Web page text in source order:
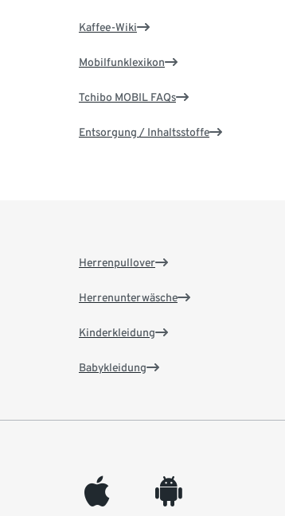
Kaffee-Wiki
Mobilfunklexikon
Tchibo MOBIL FAQs
Entsorgung / Inhaltsstoffe
Herrenpullover
Herrenunterwäsche
Kinderkleidung
Babykleidung
appleinc android